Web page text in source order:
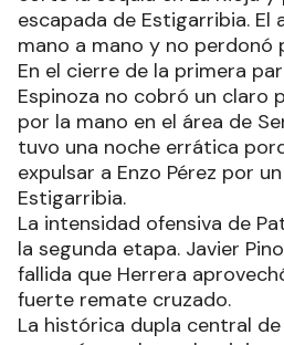
escapada de Estigarribia. El
mano a mano y no perdonó
En el cierre de la primera
Espinoza no cobró un claro
por la mano en el área de
tuvo una noche errática
expulsar a Enzo Pérez por
Estigarribia.
La intensidad ofensiva de
la segunda etapa. Javier
fallida que Herrera
fuerte remate cruzado.
La histórica dupla central